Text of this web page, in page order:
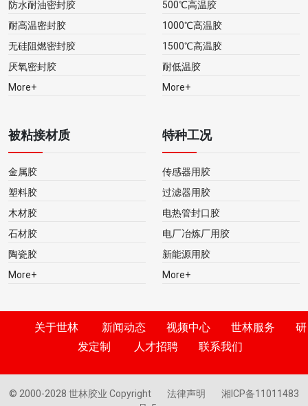
防水耐油密封胶
耐高温密封胶
无硅阻燃密封胶
厌氧密封胶
More+
500℃高温胶
1000℃高温胶
1500℃高温胶
耐低温胶
More+
被粘接材质
金属胶
塑料胶
木材胶
石材胶
陶瓷胶
More+
特种工况
传感器用胶
过滤器用胶
电热管封口胶
电厂冶炼厂用胶
新能源用胶
More+
关于世林 新闻动态 视频中心 世林服务
研
发定制
人才招聘 联系我们
© 2000-2028 世林胶业 Copyright 法律声明
湘ICP备11011483